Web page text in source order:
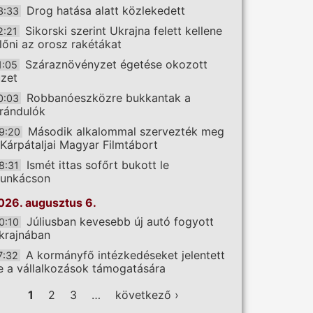
Drog hatása alatt közlekedett
Sikorski szerint Ukrajna felett kellene
az orosz rakétákat
Száraznövényzet égetése okozott
Robbanóeszközre bukkantak a
Második alkalommal szervezték meg
Magyar Filmtábort
Ismét ittas sofőrt bukott le
augusztus 6.
Júliusban kevesebb új autó fogyott
A kormányfő intézkedéseket jelentett
a vállalkozások támogatására
Oldalak
1 2 3 … következő ›